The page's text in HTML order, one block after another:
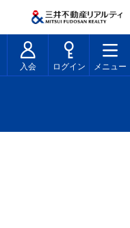
入会 ログイン メニュー